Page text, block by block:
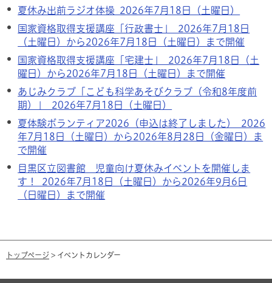
夏休み出前ラジオ体操 2026年7月18日（土曜日）
国家資格取得支援講座「行政書士」 2026年7月18日
（土曜日）から2026年7月18日（土曜日）まで開催
国家資格取得支援講座「宅建士」 2026年7月18日（土
曜日）から2026年7月18日（土曜日）まで開催
あじみクラブ「こども科学あそびクラブ（令和8年度前
期）」 2026年7月18日（土曜日）
夏体験ボランティア2026（申込は終了しました） 2026
年7月18日（土曜日）から2026年8月28日（金曜日）ま
で開催
目黒区立図書館 児童向け夏休みイベントを開催しま
す！ 2026年7月18日（土曜日）から2026年9月6日
（日曜日）まで開催
トップページ > イベントカレンダー